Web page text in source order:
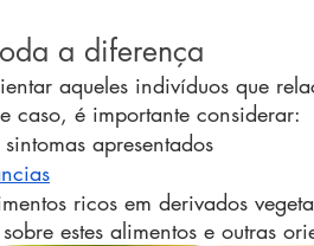
a diferença
aqueles indivíduos que
caso, é importante considerar:
apresentados
ricos em derivados
estes alimentos e outras